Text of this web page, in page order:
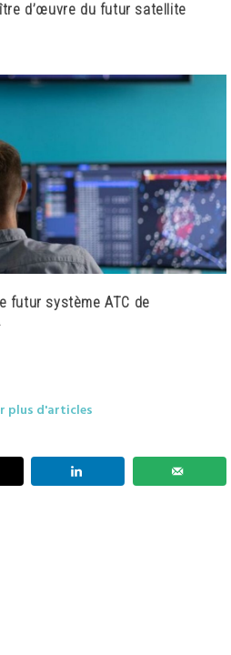
d’œuvre du futur satellite
futur système ATC de
plus d'articles